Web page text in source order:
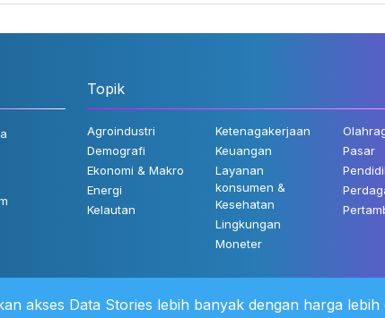
Topik
Agroindustri
Demografi
Ekonomi & Makro
Energi
Kelautan
Ketenagakerjaan
Keuangan
Layanan
konsumen &
Kesehatan
Lingkungan
Moneter
Pasar
Kami ©2022 Katadata. Hak
akses Data Stories lebih banyak dengan harga lebih